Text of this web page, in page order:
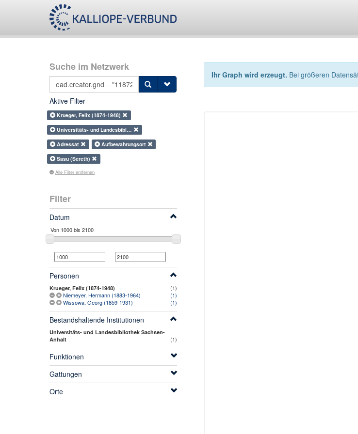
Suche im Netzwerk
Aktive Filter
Krueger, Felix (1874-1948)
Universitäts- und Landesbibl…
Adressat
Aufbewahrungsort
Sasu (Sereth)
Alle Filter entfernen
Filter
Datum
Personen
Krueger, Felix (1874-1948)
(1)
Niemeyer, Hermann (1883-1964)
(1)
Wissowa, Georg (1859-1931)
(1)
Bestandshaltende Institutionen
Universitäts- und Landesbibliothek Sachsen-
Anhalt
(1)
Funktionen
Gattungen
Orte
Ihr Graph wird erzeugt. Bei größeren